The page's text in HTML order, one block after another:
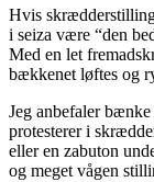
Hvis
i seiza være “den
Med en let
bækkenet løftes og
Jeg anbefaler
protesterer i
eller en zabuton
og meget vågen